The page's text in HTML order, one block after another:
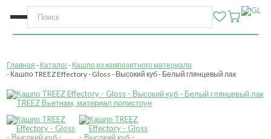
Главная Каталог Кашпо из композитного материала
Кашпо TREEZ Effectory - Gloss - Высокий куб - Белый глянцевый лак